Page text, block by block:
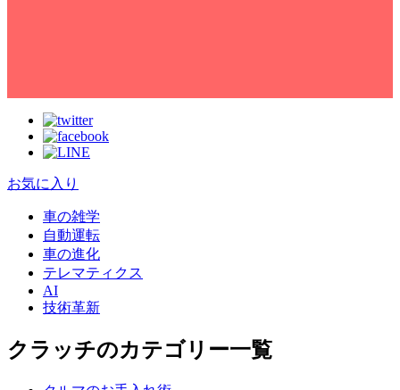
お気に入り
車の雑学
自動運転
車の進化
テレマティクス
AI
技術革新
クラッチのカテゴリー一覧